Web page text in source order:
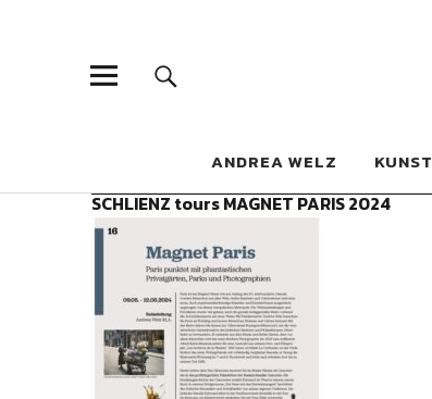
ANDREA WELZ KUNST
SCHLIENZ tours MAGNET PARIS 2024